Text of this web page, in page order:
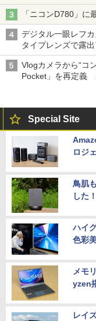
「ニコンD780」
デジタル一眼レフ
タイプレンズで露
Vlogカメラから“コ
Pocket」を再定義
Special Site
ロジ
鳥肌
した！
ハイ
色彩
メモ
yzen
レイ